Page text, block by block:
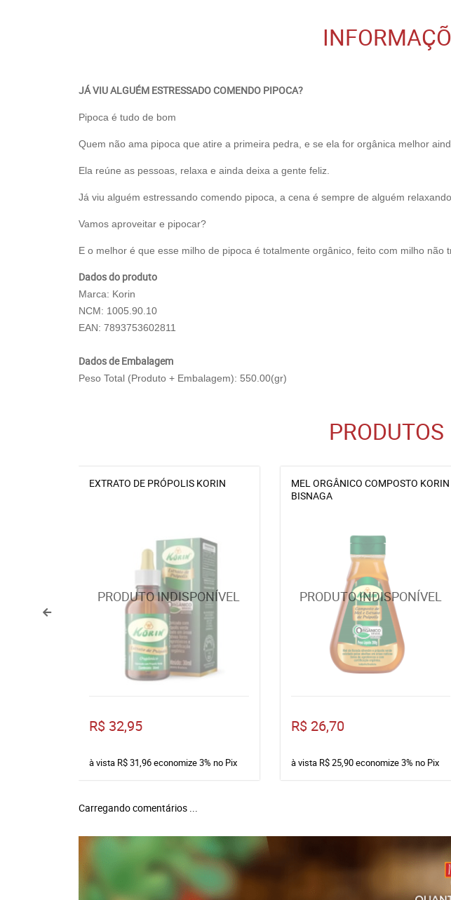
JÁ VIU ALGUÉM ESTRESSADO COMENDO PIPOCA?
Pipoca é tudo de bom
Quem não ama pipoca que atire a primeira pedra, e se ela for orgânica melhor
Ela reúne as pessoas, relaxa e ainda deixa a gente feliz.
Já viu alguém estressando comendo pipoca, a cena é sempre de alguém
Vamos aproveitar e pipocar?
E o melhor é que esse milho de pipoca é totalmente orgânico, feito com milho não
Dados do produto
Marca: Korin
NCM: 1005.90.10
EAN: 7893753602811
Dados de Embalagem
Peso Total (Produto + Embalagem): 550.00(gr)
EXTRATO DE PRÓPOLIS KORIN
R$ 32,95
à vista R$ 31,96economize3% no Pix
MEL ORGÂNICO COMPOSTO KORIN
BISNAGA
R$ 26,70
à vista R$ 25,90economize3% no Pix
Carregando comentários ...